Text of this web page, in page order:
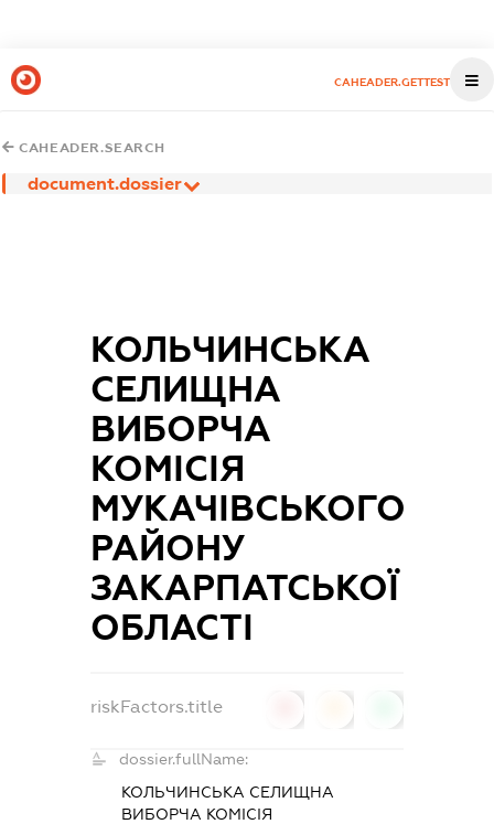
CAHEADER.GETTEST
CAHEADER.SEARCH
document.dossier
КОЛЬЧИНСЬКА
СЕЛИЩНА
ВИБОРЧА
КОМІСІЯ
МУКАЧІВСЬКОГО
РАЙОНУ
ЗАКАРПАТСЬКОЇ
ОБЛАСТІ
riskFactors.title
dossier.fullName:
КОЛЬЧИНСЬКА СЕЛИЩНА
ВИБОРЧА КОМІСІЯ